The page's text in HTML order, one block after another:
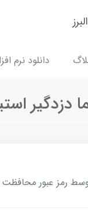
دانلود نرم
دزدگیر
رمز عبور محافظت